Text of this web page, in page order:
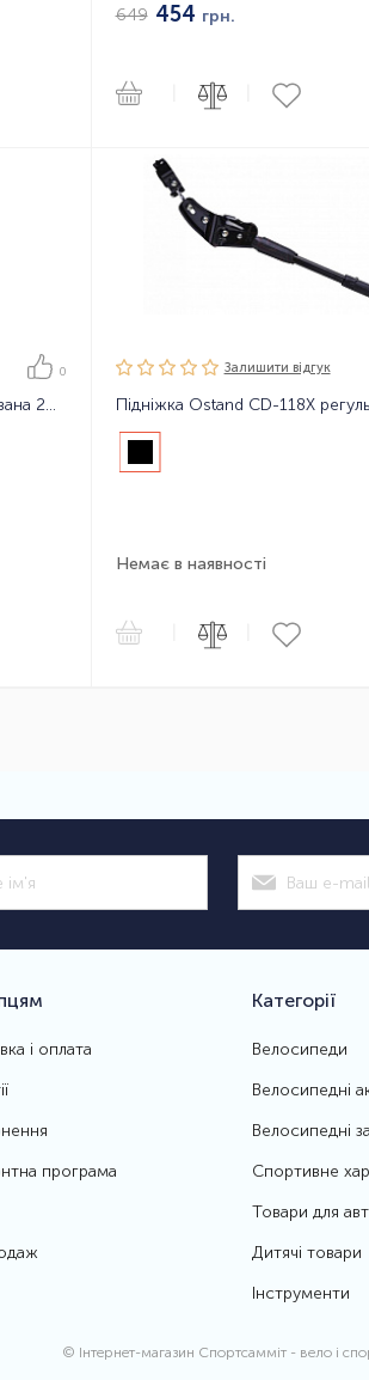
649 454 грн.
0
Підніжка Ostand CD-112 регульована 24-28" алюмінієва
Залишити вiдгук
Немає в наявності
і оплата
програма
Категорії
Велосипеди
Велосипедні
Велосипедні
Спортивне
Товари для
Дитячі товари
Інструменти
© Інтернет-магазин Спортсамміт - вело і